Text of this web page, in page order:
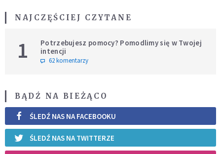
NAJCZĘŚCIEJ CZYTANE
1
Potrzebujesz pomocy? Pomodlimy się w Twojej
intencji
62 komentarzy
BĄDŹ NA BIEŻĄCO
ŚLEDŹ NAS NA FACEBOOKU
ŚLEDŹ NAS NA TWITTERZE